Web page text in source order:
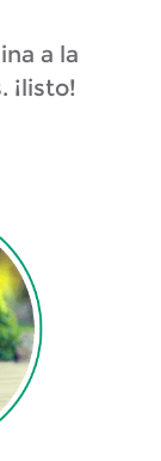
a la
¡listo!